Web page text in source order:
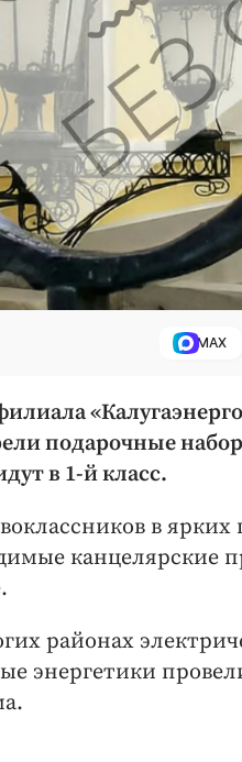
MAX
подарочные
в 1-й класс.
в
канцелярские
районах
энергетики